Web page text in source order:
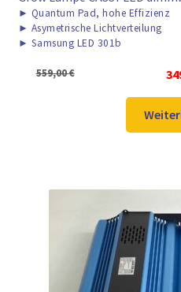
► Quantum Pad, hohe Effizienz
► Asymetrische Lichtverteilung
► Samsung LED 301b
559,00€
war: